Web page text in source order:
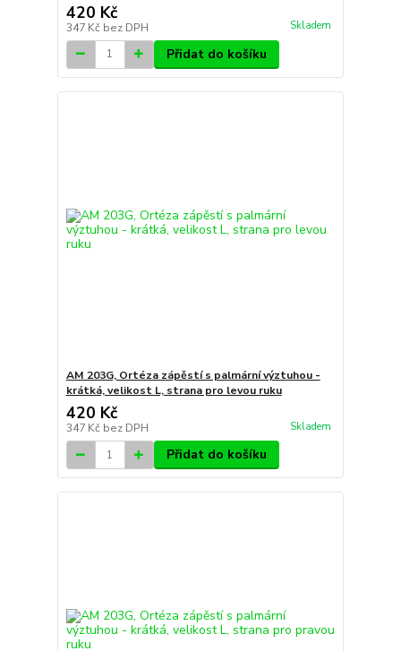
420 Kč
347 Kč bez DPH Skladem
Přidat do košíku
AM 203G, Ortéza zápěstí s palmární výztuhou -
krátká, velikost L, strana pro levou ruku
420 Kč
347 Kč bez DPH Skladem
Přidat do košíku